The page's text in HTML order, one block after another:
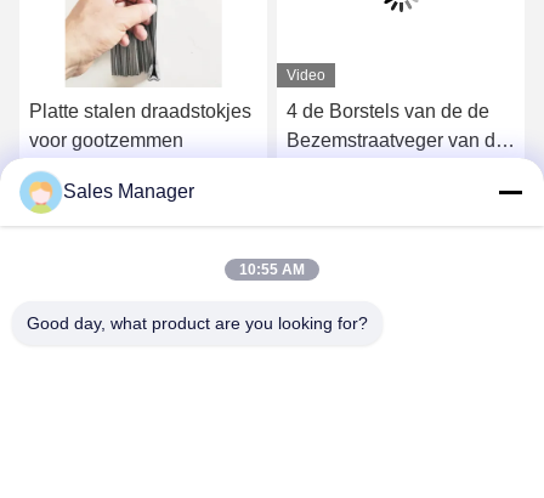
Platte stalen draadstokjes
voor gootzemmen
Krijg Beste Prijs
Video
4 de Borstels van de de
Bezemstraatveger van de
Sales Manager
10:55 AM
Good day, what product are you looking for?